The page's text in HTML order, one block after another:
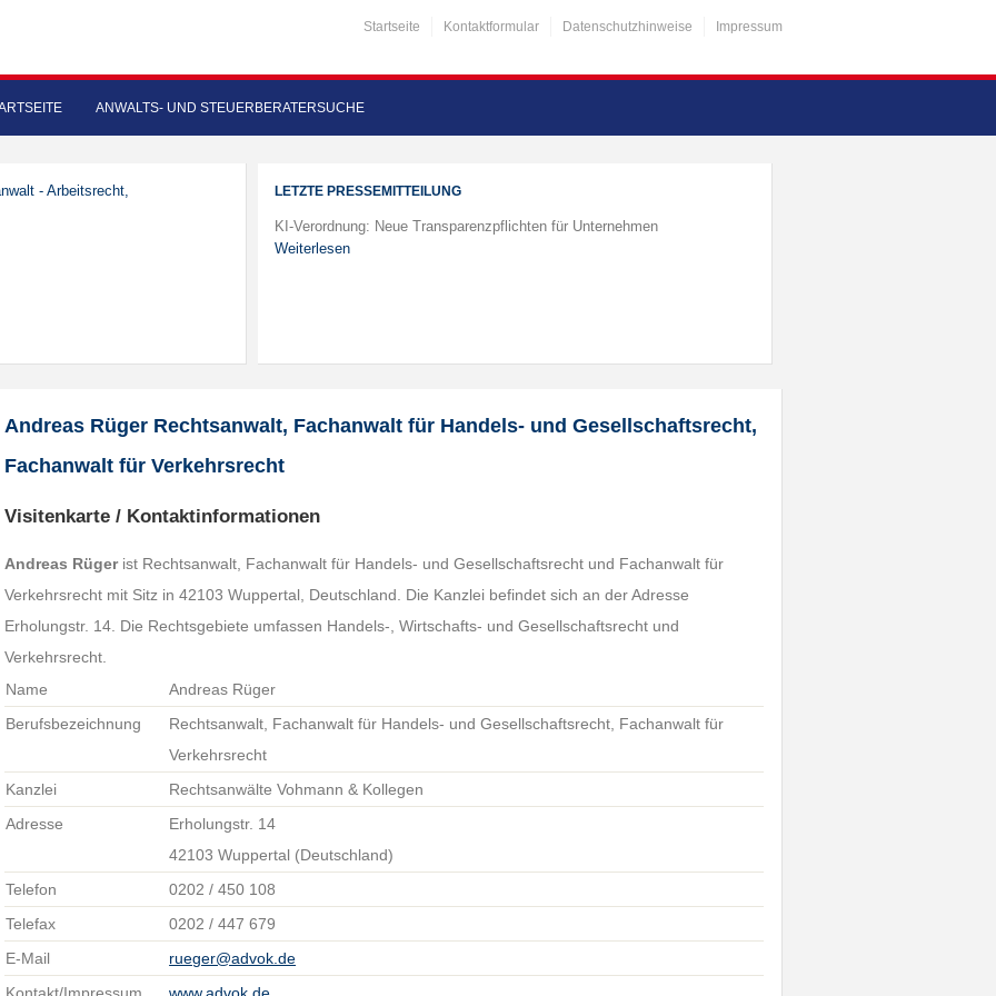
Startseite Kontaktformular Datenschutzhinweise Impressum
ANWALTS- UND STEUERBERATERSUCHE
- Arbeitsrecht, LETZTE PRESSEMITTEILUNG
KI-Verordnung: Neue Transparenzpflichten für Unternehmen
Weiterlesen
Andreas Rüger Rechtsanwalt, Fachanwalt für Handels- und Gesellschaftsrecht,
Fachanwalt für Verkehrsrecht
Visitenkarte / Kontaktinformationen
Andreas Rügerist Rechtsanwalt, Fachanwalt für Handels- und Gesellschaftsrecht und Fachanwalt für
Verkehrsrecht mit Sitz in 42103 Wuppertal, Deutschland. Die Kanzlei befindet sich an der Adresse
Erholungstr. 14. Die Rechtsgebiete umfassen Handels-, Wirtschafts- und Gesellschaftsrecht und
Verkehrsrecht.
Name
Andreas Rüger
Berufsbezeichnung
Rechtsanwalt, Fachanwalt für Handels- und Gesellschaftsrecht, Fachanwalt für
Verkehrsrecht
Kanzlei
Rechtsanwälte Vohmann & Kollegen
Adresse
Erholungstr. 14
42103 Wuppertal (Deutschland)
Telefon
0202 / 450 108
Telefax
0202 / 447 679
E-Mail
rueger@advok.de